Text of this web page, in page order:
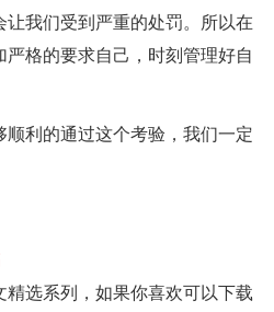
我们受到严重的处罚。所以在
格的要求自己，时刻管理好自
顺利的通过这个考验，我们一定
精选系列，如果你喜欢可以下载